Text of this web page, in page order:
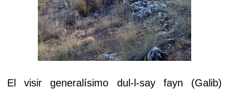
El visir generalísimo dul-l-say fayn (Galib)